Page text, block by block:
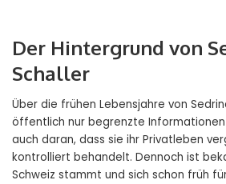
Der Hintergrund von
Schaller
Über die frühen Lebensjahre von
öffentlich nur begrenzte
auch daran, dass sie ihr Privatleben
kontrolliert behandelt. Dennoch ist
Schweiz stammt und sich schon früh